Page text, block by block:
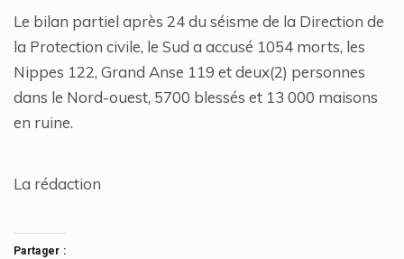
Le bilan partiel après 24 du séisme de la Direction de
la Protection civile, le Sud a accusé 1054 morts, les
Nippes 122, Grand Anse 119 et deux(2) personnes
dans le Nord-ouest, 5700 blessés et 13 000 maisons
en ruine.
La rédaction
Partager :